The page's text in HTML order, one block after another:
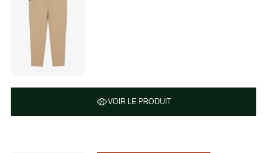
VOIR LE PRODUIT